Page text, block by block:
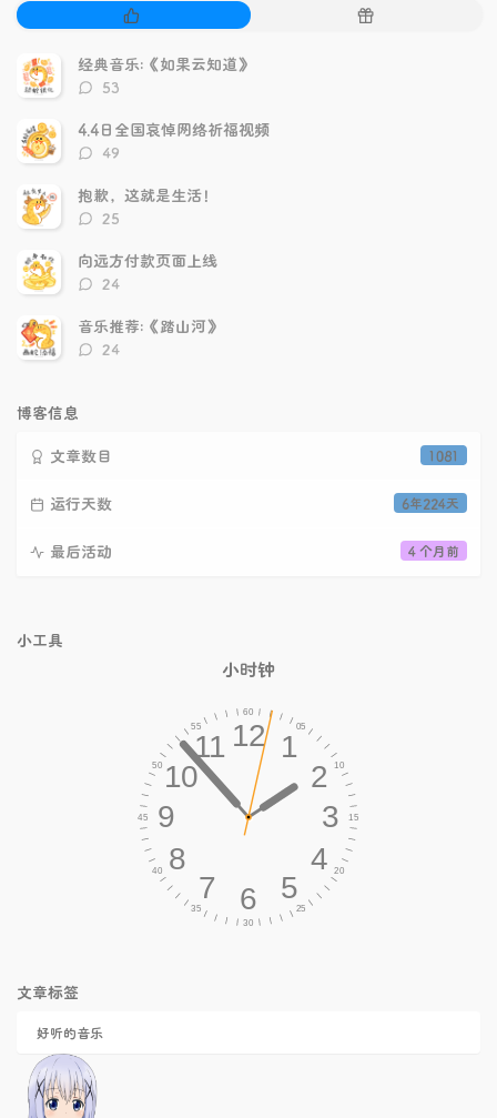
门
文
章
随
经典音乐:《如果云知道》
评
数：
53
4.4日全国哀悼网络祈福视频
评
数：
49
抱歉，这就是生活！
评
数：
25
向远方付款页面上线
评
数：
24
音乐推荐:《踏山河》
评
24
博客信息
1081
文章数目
6年224天
运行天数
4 个月前
最后活动
小工具
小时钟
文章标签
好听的音乐